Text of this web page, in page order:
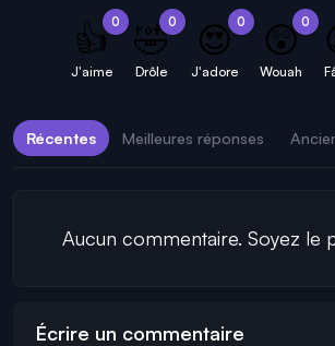
0
👍
J'aime
0
🤣
Drôle
0
😍
J'adore
0
😲
Wouah
Récentes Meilleures réponses
Aucun commentaire. Soyez le
Écrire un commentaire